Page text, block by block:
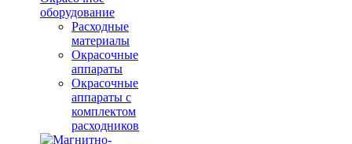
оборудование
Расходные
материалы
Окрасочные
аппараты
Окрасочные
аппараты с
комплектом
расходников